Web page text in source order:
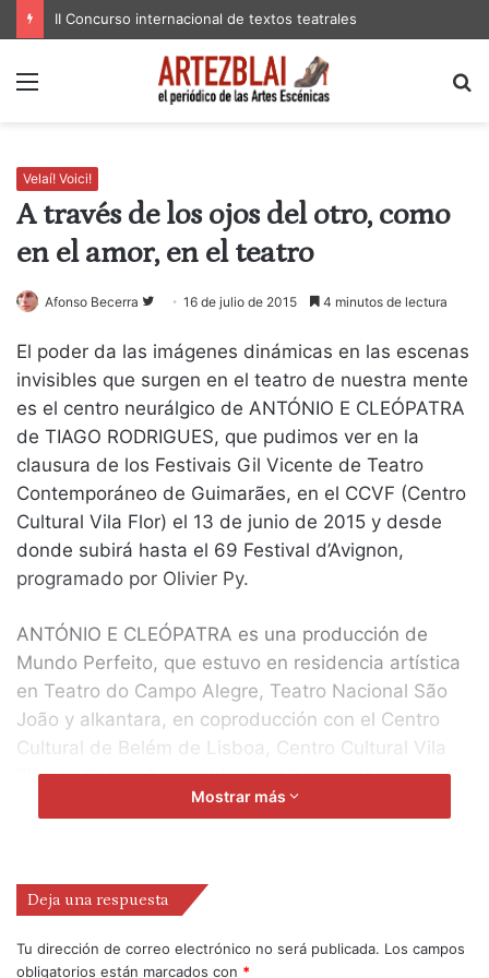
II Concurso internacional de textos teatrales
Menú
Velaí! Voici!
A través de los ojos del otro, como
en el amor, en el teatro
Afonso Becerra
Follow
Twitter
16 de julio de 2015 4 minutos de lectura
El poder da las imágenes dinámicas en las escenas
invisibles que surgen en el teatro de nuestra mente
es el centro neurálgico de ANTÓNIO E CLEÓPATRA
de TIAGO RODRIGUES, que pudimos ver en la
clausura de los Festivais Gil Vicente de Teatro
Contemporáneo de Guimarães, en el CCVF (Centro
Cultural Vila Flor) el 13 de junio de 2015 y desde
donde subirá hasta el 69 Festival d’Avignon,
programado por Olivier Py.
ANTÓNIO E CLEÓPATRA es una producción de
Mundo Perfeito, que estuvo en residencia artística
en Teatro do Campo Alegre, Teatro Nacional São
João y alkantara, en coproducción con el Centro
Cultural de Belém de Lisboa, Centro Cultural Vila
Flor de Guimarães y el festival Temps d’Images.
coreógrafos, bailarines y actores, SOFIA DIAS y
VÍTOR RORIZ.
El régimen textual descriptivo se instalará en todo
Mostrar más
Deja una respuesta
Tu dirección de correo electrónico no será publicada. Los campos
obligatorios están marcados con *